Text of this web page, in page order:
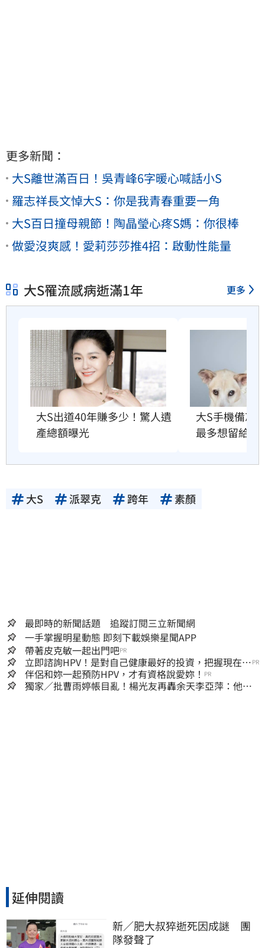
更多新聞：
大S離世滿百日！吳青峰6字暖心喊話小S
羅志祥長文悼大S：你是我青春重要一角
大S百日撞母親節！陶晶瑩心疼S媽：你很棒
做愛沒爽感！愛莉莎莎推4招：啟動性能量
大S罹流感病逝滿1年 更多
大S出道40年賺多少！驚人遺
產總額曝光
大S手機備忘
最多想留給他
大S 派翠克 跨年 素顏
最即時的新聞話題 追蹤訂閱三立新聞網
一手掌握明星動態 即刻下載娛樂星聞APP
帶著皮克敏一起出門吧PR
立即諮詢HPV！是對自己健康最好的投資，把握現在不
嫌晚！
PR
伴侶和妳一起預防HPV，才有資格說愛妳！ PR
獨家／批曹雨婷帳目亂！楊光友再轟余天李亞萍：他們
延伸閱讀
新／肥大叔猝逝死因成謎　團
隊發聲了